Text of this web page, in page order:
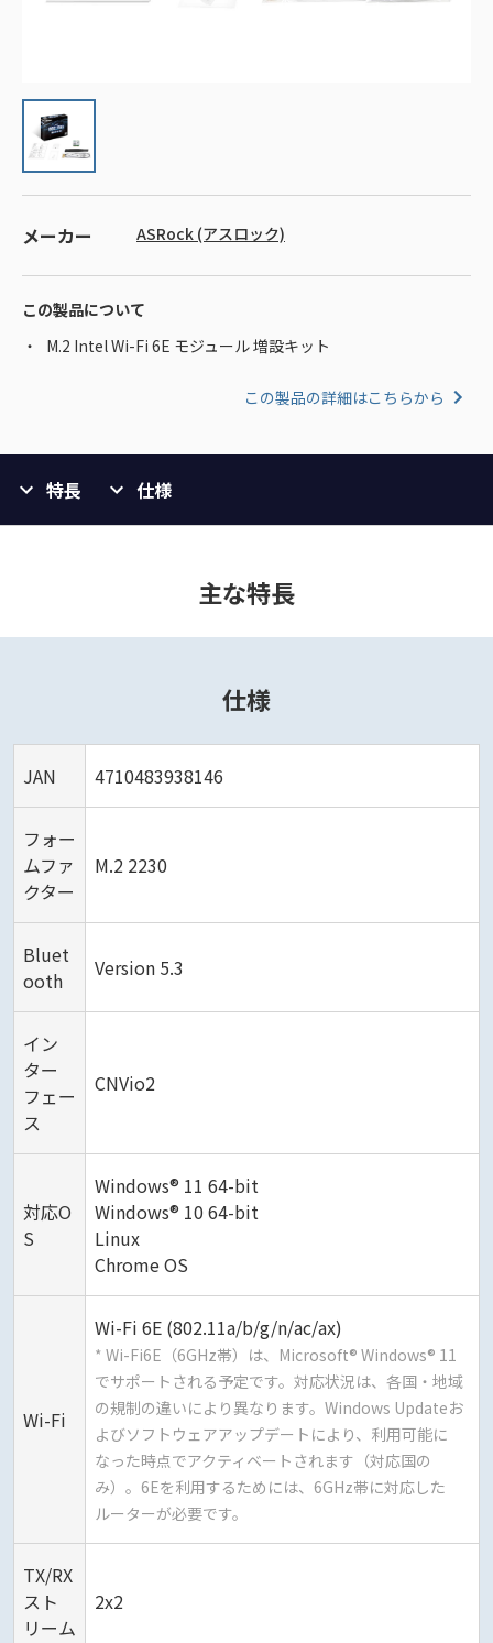
メーカー ASRock (アスロック)
この製品について
M.2 Intel Wi-Fi 6E モジュール 増設キット
この製品の詳細はこちらから
特長 仕様
主な特長
仕様
JAN 4710483938146
フォー
ムファ
クター
M.2 2230
Bluet
ooth
Version 5.3
イン
ター
フェー
ス
CNVio2
対応O
S
Windows® 11 64-bit
Windows® 10 64-bit
Linux
Chrome OS
Wi-Fi
Wi-Fi 6E (802.11a/b/g/n/ac/ax)
* Wi-Fi6E（6GHz帯）は、Microsoft® Windows® 11
でサポートされる予定です。対応状況は、各国・地域
の規制の違いにより異なります。Windows Updateお
よびソフトウェアアップデートにより、利用可能に
なった時点でアクティベートされます（対応国の
み）。6Eを利用するためには、6GHz帯に対応した
ルーターが必要です。
TX/RX
スト
リーム
2x2